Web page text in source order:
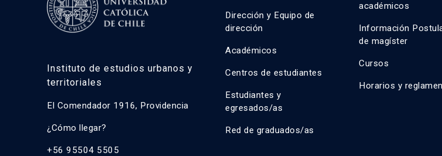
Instituto de estudios urbanos y
territoriales
El Comendador 1916, Providencia
¿Cómo llegar?
+56 95504 5505
Dirección y Equipo de
dirección
Académicos
Centros de estudiantes
Estudiantes y
egresados/as
Red de graduados/as
académicos
Información
de magíster
Cursos
Horarios y